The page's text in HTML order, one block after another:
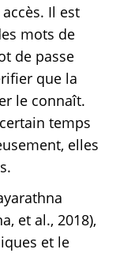
Il est
mots de
de passe
que la
le connaît.
temps
elles
et al., 2018),
et le